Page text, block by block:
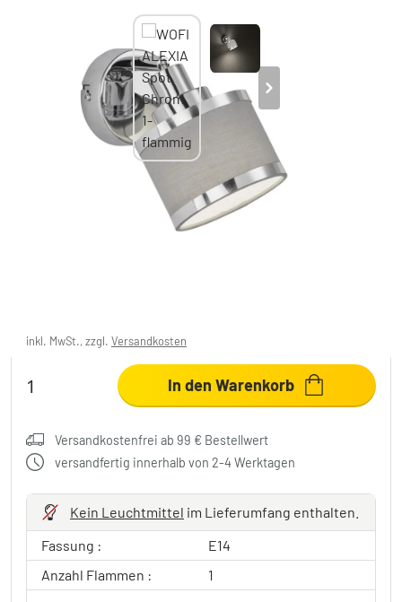
WOFI ALEXIA Spot Chrom, 1-flammig
inkl. MwSt., zzgl. Versandkosten
In den Warenkorb
Versandkostenfrei ab 99 € Bestellwert
versandfertig innerhalb von 2-4 Werktagen
Kein Leuchtmittel im Lieferumfang enthalten.
Fassung :
E14
Anzahl Flammen :
1